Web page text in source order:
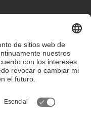
que
vuestros datos